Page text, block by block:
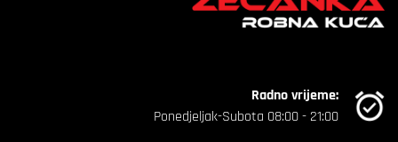
Radno vrijeme:
Ponedjeljak-Subota 08:00 - 21:00